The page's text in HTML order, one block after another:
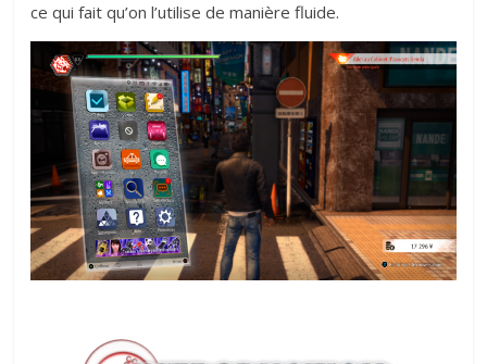
ce qui fait qu’on l’utilise de manière fluide.